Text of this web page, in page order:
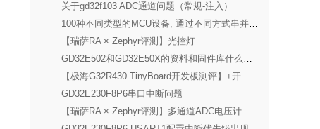
关于gd32f103 ADC通道问题（常规-注入）
100种不同类型的MCU设备, 通过不同方式串并联通信，请在1天之内完成
【瑞萨RA × Zephyr评测】光控灯
GD32E502和GD32E50X的资料和固件库什么关系
【极海G32R430 TinyBoard开发板测评】+开箱及环境踩坑与解决
GD32E230F8P6串口中断问题
【瑞萨RA × Zephyr评测】多通道ADC电压计